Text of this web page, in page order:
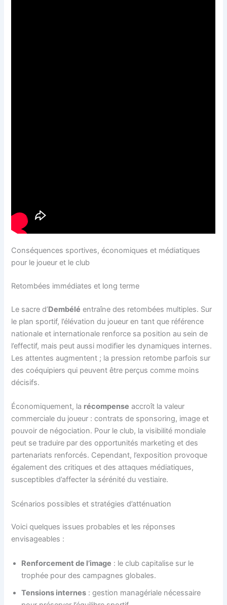
Conséquences sportives, économiques et médiatiques
pour le joueur et le club
Retombées immédiates et long terme
Le sacre d’Dembélé entraîne des retombées multiples. Sur
le plan sportif, l’élévation du joueur en tant que référence
nationale et internationale renforce sa position au sein de
l’effectif, mais peut aussi modifier les dynamiques internes.
Les attentes augmentent ; la pression retombe parfois sur
des coéquipiers qui peuvent être perçus comme moins
décisifs.
Économiquement, la récompense accroît la valeur
commerciale du joueur : contrats de sponsoring, image et
pouvoir de négociation. Pour le club, la visibilité mondiale
peut se traduire par des opportunités marketing et des
partenariats renforcés. Cependant, l’exposition provoque
également des critiques et des attaques médiatiques,
susceptibles d’affecter la sérénité du vestiaire.
Scénarios possibles et stratégies d’atténuation
Voici quelques issues probables et les réponses
envisageables :
Renforcement de l’image : le club capitalise sur le
trophée pour des campagnes globales.
Tensions internes : gestion managériale nécessaire